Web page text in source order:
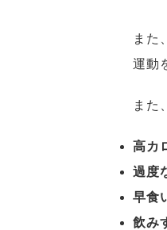
また
運動
また
高カ
過度
早食
飲み